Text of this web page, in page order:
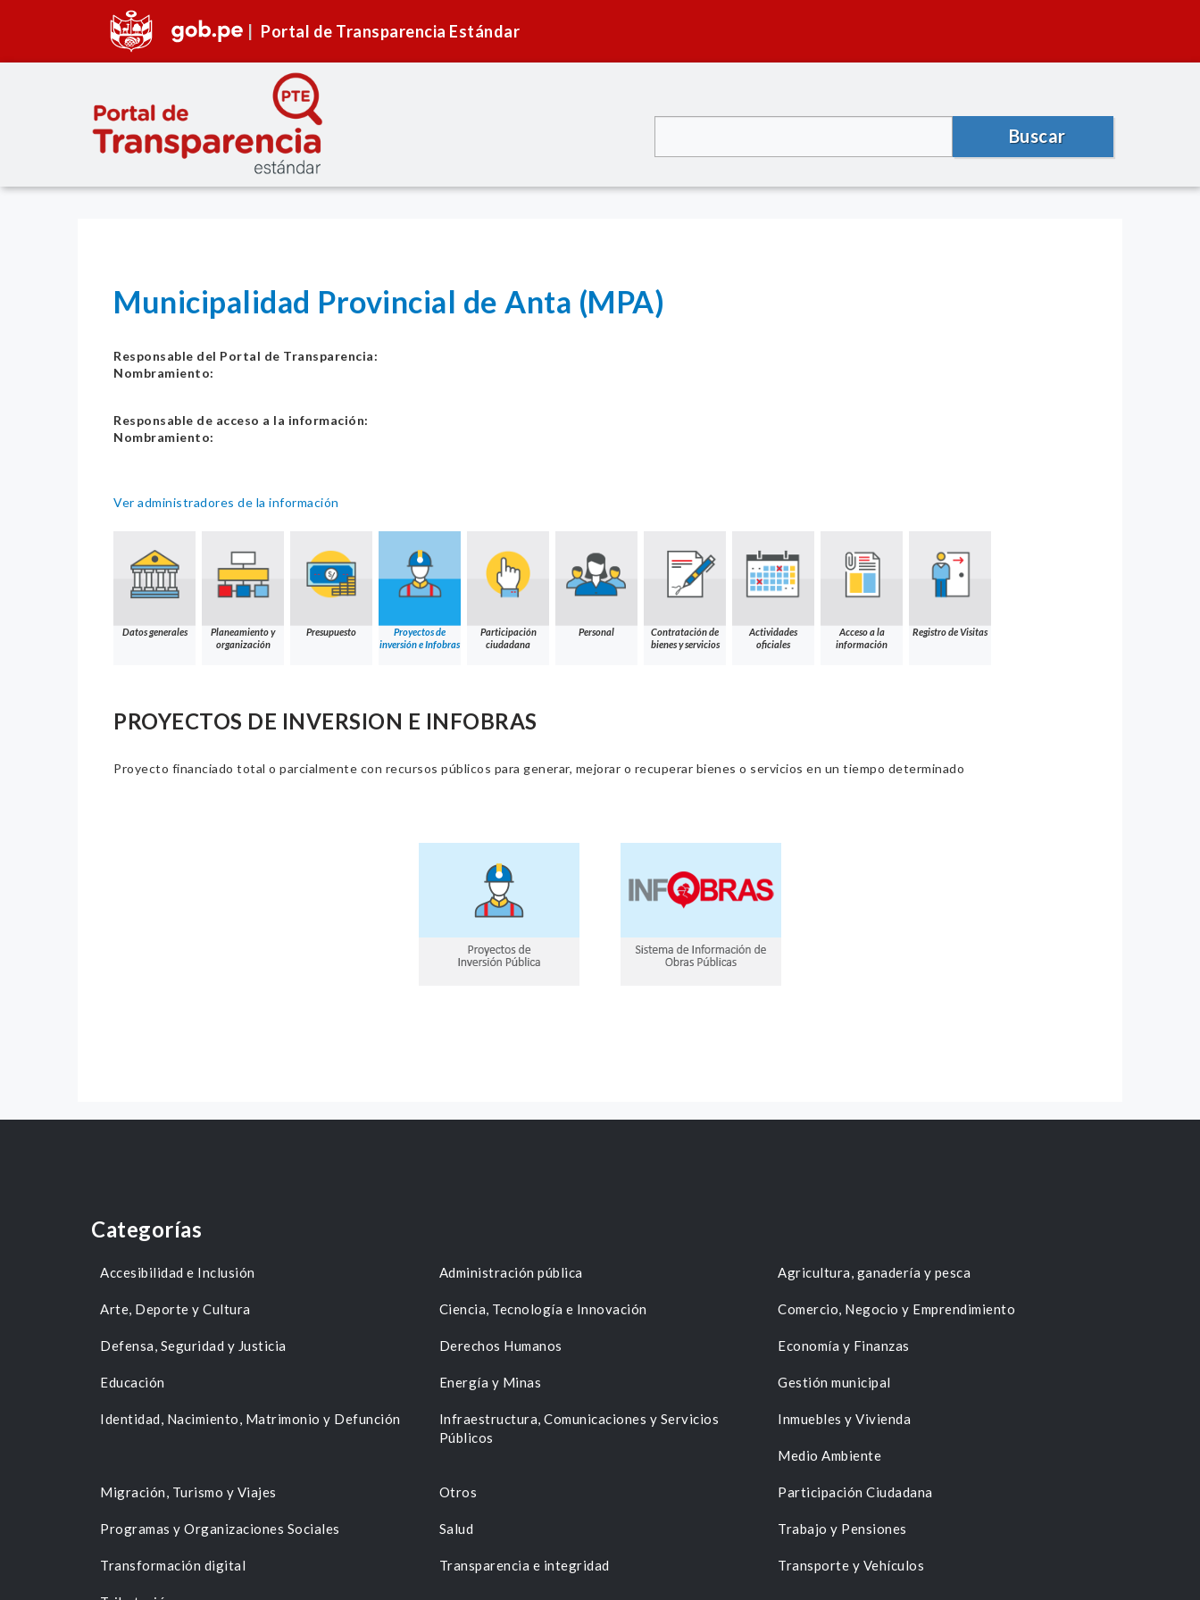
Portal de Transparencia Estándar
Buscar
Municipalidad Provincial de Anta (MPA)
Responsable del Portal de Transparencia:
Nombramiento:
Responsable de acceso a la información:
Nombramiento:
Ver administradores de la información
Datos generales
Planeamiento y
organización
Presupuesto
Proyectos de
inversión e Infobras
Participación
ciudadana
Personal
Contratación de
bienes y servicios
Actividades
oficiales
Acceso a la
información
Registro de Visitas
PROYECTOS DE INVERSION E INFOBRAS
Proyecto financiado total o parcialmente con recursos públicos para generar, mejorar o recuperar bienes o servicios en un tiempo determinado
Categorías
Accesibilidad e Inclusión Administración pública Agricultura, ganadería y pesca
Arte, Deporte y Cultura Ciencia, Tecnología e Innovación Comercio, Negocio y Emprendimiento
Defensa, Seguridad y Justicia Derechos Humanos Economía y Finanzas
Educación Energía y Minas Gestión municipal
Identidad, Nacimiento, Matrimonio y Defunción
Infraestructura, Comunicaciones y Servicios
Públicos
Inmuebles y Vivienda
Medio Ambiente
Migración, Turismo y Viajes Otros Participación Ciudadana
Programas y Organizaciones Sociales Salud Trabajo y Pensiones
Transformación digital Transparencia e integridad Transporte y Vehículos